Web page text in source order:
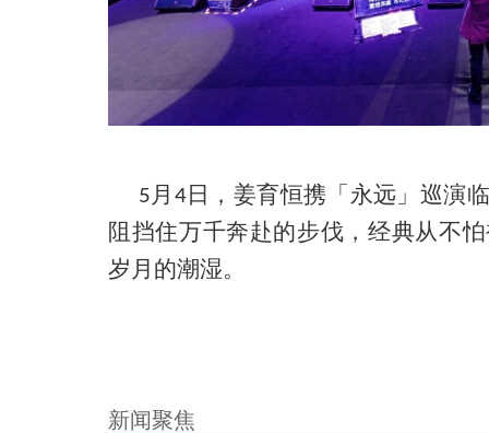
5月 4日，姜育恒携「永远」巡演
阻挡住万千奔赴的步伐，经典从不
岁月的潮湿。
新闻聚焦